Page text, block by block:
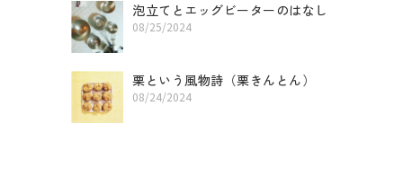
泡立てとエッグビーターのはなし
08/25/2024
栗という風物詩（栗きんとん）
08/24/2024